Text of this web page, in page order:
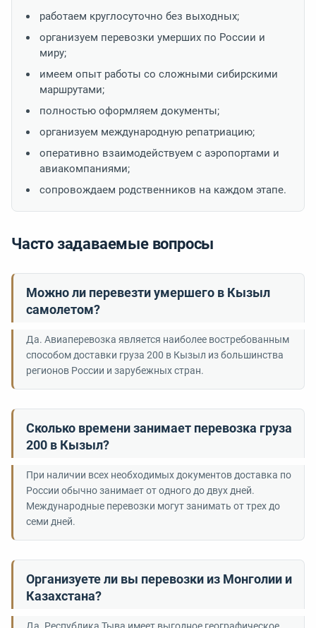
работаем круглосуточно без выходных;
организуем перевозки умерших по России и
миру;
имеем опыт работы со сложными сибирскими
маршрутами;
полностью оформляем документы;
организуем международную репатриацию;
оперативно взаимодействуем с аэропортами и
авиакомпаниями;
сопровождаем родственников на каждом этапе.
Часто задаваемые вопросы
Можно ли перевезти умершего в Кызыл
самолетом?
Да. Авиаперевозка является наиболее востребованным
способом доставки груза 200 в Кызыл из большинства
регионов России и зарубежных стран.
Сколько времени занимает перевозка груза
200 в Кызыл?
При наличии всех необходимых документов доставка по
России обычно занимает от одного до двух дней.
Международные перевозки могут занимать от трех до
семи дней.
Организуете ли вы перевозки из Монголии и
Казахстана?